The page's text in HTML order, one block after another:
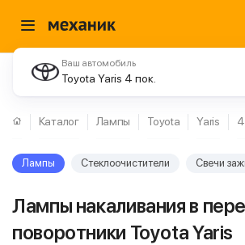
Ваш автомобиль
Toyota Yaris 4 пок.
Каталог Лампы Toyota Yaris 4
Лампы Стеклоочистители Свечи
Лампы накаливания в
поворотники Toyota Yaris